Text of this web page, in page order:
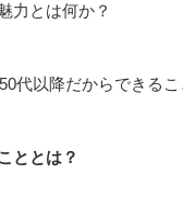
力とは何か？
代以降だからできる
ととは？